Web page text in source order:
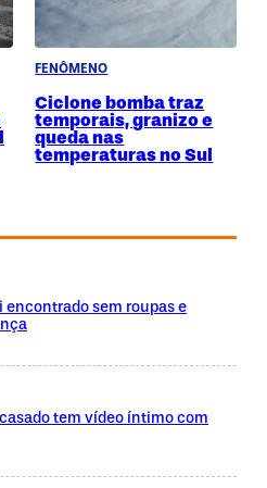
FENÔMENO
Ciclone bomba traz
temporais, granizo e
queda nas
temperaturas no Sul
encontrado sem roupas e
tem vídeo íntimo com